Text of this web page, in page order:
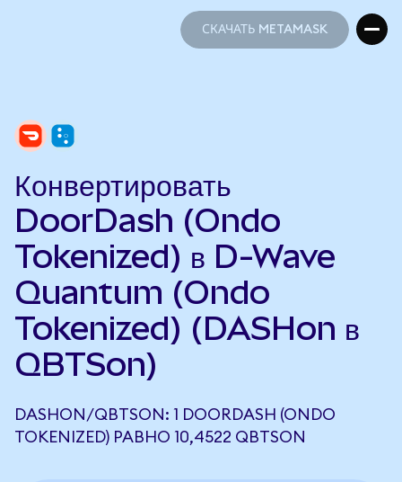
СКАЧАТЬ METAMASK
Конвертировать
DoorDash (Ondo
Tokenized) в D-Wave
Quantum (Ondo
Tokenized) (DASHon в
QBTSon)
DASHON/QBTSON: 1 DOORDASH (ONDO
TOKENIZED) РАВНО 10,4522 QBTSON